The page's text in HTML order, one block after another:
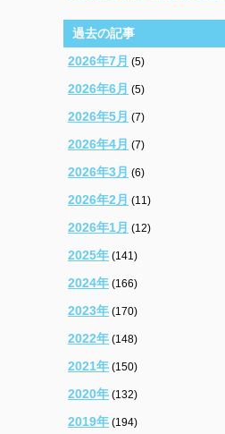
過去の記事
2026年7月 (5)
2026年6月 (5)
2026年5月 (7)
2026年4月 (7)
2026年3月 (6)
2026年2月 (11)
2026年1月 (12)
2025年 (141)
2024年 (166)
2023年 (170)
2022年 (148)
2021年 (150)
2020年 (132)
2019年 (194)